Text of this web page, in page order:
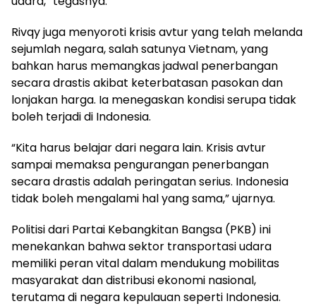
Rivqy juga menyoroti krisis avtur yang telah melanda
sejumlah negara, salah satunya Vietnam, yang
bahkan harus memangkas jadwal penerbangan
secara drastis akibat keterbatasan pasokan dan
lonjakan harga. Ia menegaskan kondisi serupa tidak
boleh terjadi di Indonesia.
“Kita harus belajar dari negara lain. Krisis avtur
sampai memaksa pengurangan penerbangan
secara drastis adalah peringatan serius. Indonesia
tidak boleh mengalami hal yang sama,” ujarnya.
Politisi dari Partai Kebangkitan Bangsa (PKB) ini
menekankan bahwa sektor transportasi udara
memiliki peran vital dalam mendukung mobilitas
masyarakat dan distribusi ekonomi nasional,
terutama di negara kepulauan seperti Indonesia.